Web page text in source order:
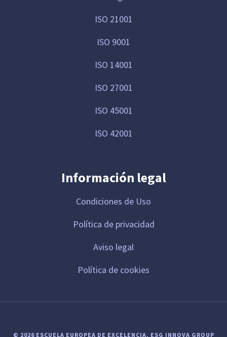
ISO 21001
ISO 9001
ISO 14001
ISO 27001
ISO 45001
ISO 42001
Información legal
Condiciones de Uso
Política de privacidad
Aviso legal
Política de cookies
© 2026 ESCUELA EUROPEA DE EXCELENCIA. ESG INNOVA GROUP